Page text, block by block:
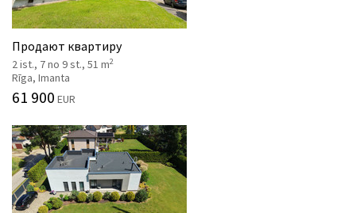
Продают квартиру
2 ist., 7 no 9 st., 51 m2
Rīga, Imanta
61 900 EUR